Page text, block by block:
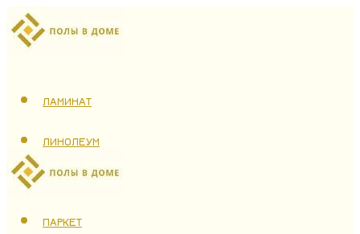
ЛАМИНАТ
ЛИНОЛЕУМ
ТЕПЛЫЙ ПОЛ
ПАРКЕТ